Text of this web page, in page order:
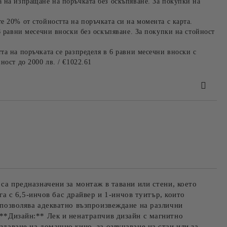
от стойността на поръчката си на момента с карта.
равни месечни вноски без оскъпяване. За покупки на стойност
на поръчката се разпределя в 6 равни месечни вноски с
до 2000 лв. / €1022.61
предназначени за монтаж в тавани или стени, което
с 6,5-инчов бас драйвер и 1-инчов туитър, които
адекватно възпроизвеждане на различни
Лек и ненатрапчив дизайн с магнитно